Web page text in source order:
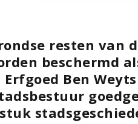
resten van
beschermd
Erfgoed Ben